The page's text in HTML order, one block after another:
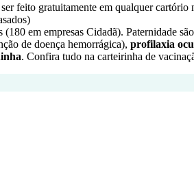
feito gratuitamente em qualquer cartório
em empresas Cidadã). Paternidade
de doença hemorrágica), profilaxia
. Confira tudo na carteirinha de